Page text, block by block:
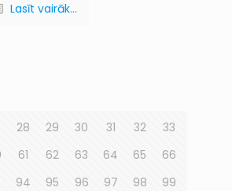
Lasīt vairāk...
28 29 30 31 32
33
61 62 63 64 65
66
94 95 96 97 98
99